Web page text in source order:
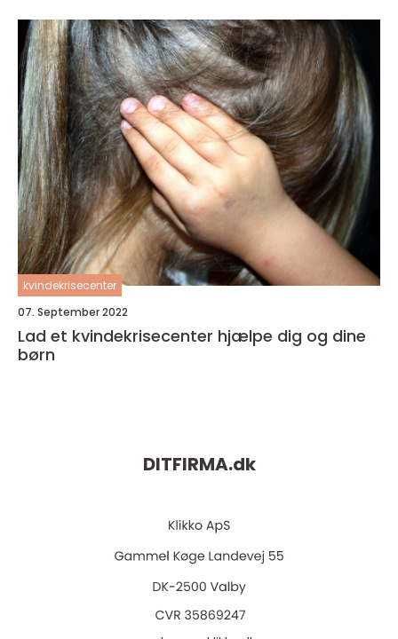
kvindekrisecenter
07. September 2022
Lad et kvindekrisecenter hjælpe dig og dine
børn
DITFIRMA.dk